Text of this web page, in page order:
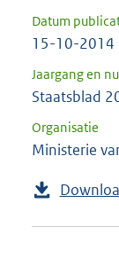
Datum
15-10-2014
Jaargang en
Staatsblad
Organisatie
Ministerie